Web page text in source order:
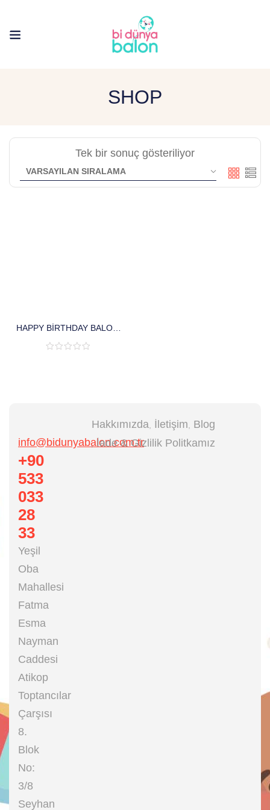
SHOP
Tek bir sonuç gösteriliyor
HAPPY BIRTHDAY BALON
(12 INÇ)
info@bidunyabalon.com.tr
+90
533
033
28
33
Yeşil
Oba
Mahallesi
Fatma
Esma
Nayman
Caddesi
Atikop
Toptancılar
Çarşısı
8.
Blok
No:
3/8
Seyhan
Hakkımızda İletişim Blog
İade & Gizlilik Politkamız